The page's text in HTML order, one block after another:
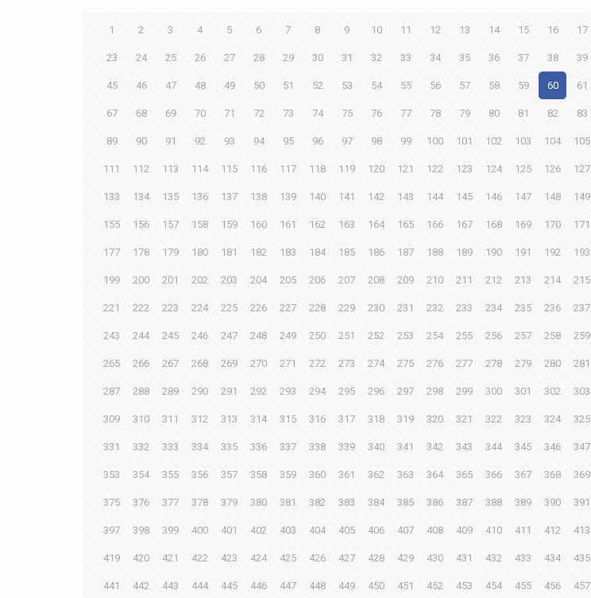
1 2 3 4 5 6 7 8 9 10 11 12 13 14 15 16 17
23 24 25 26 27 28 29 30 31 32 33 34 35 36 37 38 39
45 46 47 48 49 50 51 52 53 54 55 56 57 58 59 60 61
67 68 69 70 71 72 73 74 75 76 77 78 79 80 81 82 83
89 90 91 92 93 94 95 96 97 98 99 100 101 102 103 104 105
111 112 113 114 115 116 117 118 119 120 121 122 123 124 125 126 127
133 134 135 136 137 138 139 140 141 142 143 144 145 146 147 148 149
155 156 157 158 159 160 161 162 163 164 165 166 167 168 169 170 171
177 178 179 180 181 182 183 184 185 186 187 188 189 190 191 192 193
199 200 201 202 203 204 205 206 207 208 209 210 211 212 213 214 215
221 222 223 224 225 226 227 228 229 230 231 232 233 234 235 236 237
243 244 245 246 247 248 249 250 251 252 253 254 255 256 257 258 259
265 266 267 268 269 270 271 272 273 274 275 276 277 278 279 280 281
287 288 289 290 291 292 293 294 295 296 297 298 299 300 301 302 303
309 310 311 312 313 314 315 316 317 318 319 320 321 322 323 324 325
331 332 333 334 335 336 337 338 339 340 341 342 343 344 345 346 347
353 354 355 356 357 358 359 360 361 362 363 364 365 366 367 368 369
375 376 377 378 379 380 381 382 383 384 385 386 387 388 389 390 391
397 398 399 400 401 402 403 404 405 406 407 408 409 410 411 412 413
419 420 421 422 423 424 425 426 427 428 429 430 431 432 433 434 435
441 442 443 444 445 446 447 448 449 450 451 452 453 454 455 456 457